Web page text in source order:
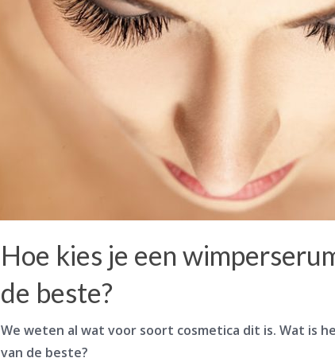
Hoe kies je een
de beste?
We weten al wat voor soort cosmetica dit is. Wat is
van de beste?